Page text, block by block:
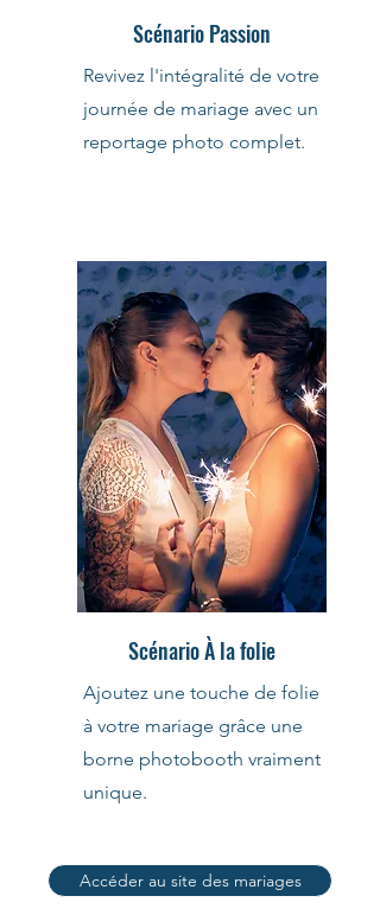
Scénario Passion
Revivez l'intégralité de votre
journée de mariage avec un
reportage photo complet.
Scénario À la folie
Ajoutez une touche de folie
à votre mariage grâce une
borne photobooth vraiment
unique.
Accéder au site des mariages